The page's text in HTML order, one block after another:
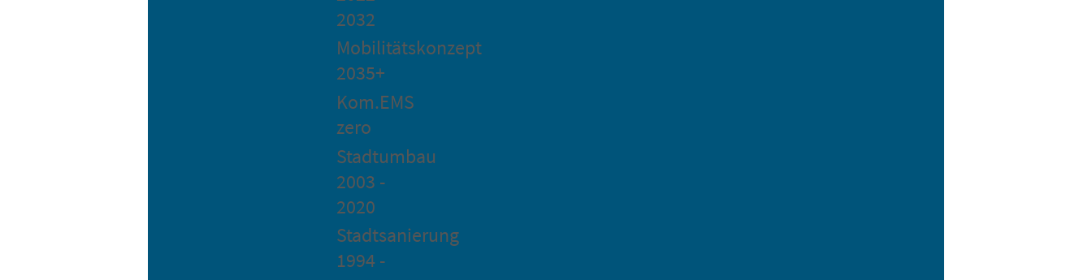
2032
Mobilitätskonzept
2035+
Kom.EMS
zero
Stadtumbau
2003 -
2020
Stadtsanierung
1994 -